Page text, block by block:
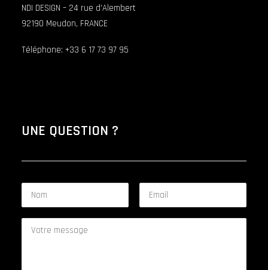
NDI DESIGN – 24 rue d’Alembert
92190 Meudon, FRANCE
Téléphone: +33 6 17 73 97 95
UNE QUESTION ?